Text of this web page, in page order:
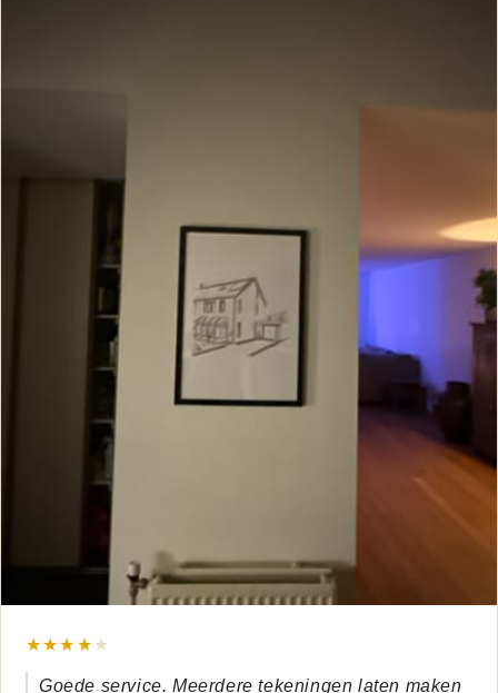
★★★★★
Goede service. Meerdere tekeningen laten maken